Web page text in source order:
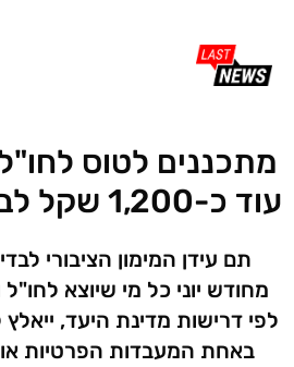
מתכננים לטוס
עוד כ-1,200 שקל לבדיקות קורונה
תם עידן המימון הציבורי
מחודש יוני כל מי שיוצא
לפי דרישות מדינת היעד,
באחת המעבדות הפרטיות